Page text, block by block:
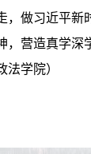
做习近平
营造真学
学院）